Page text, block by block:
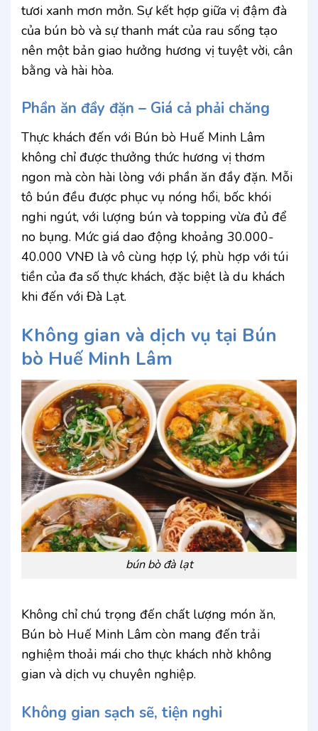
tươi xanh mơn mởn. Sự kết hợp giữa vị đậm đà
của bún bò và sự thanh mát của rau sống tạo
nên một bản giao hưởng hương vị tuyệt vời, cân
bằng và hài hòa.
Phần ăn đầy đặn – Giá cả phải chăng
Thực khách đến với Bún bò Huế Minh Lâm
không chỉ được thưởng thức hương vị thơm
ngon mà còn hài lòng với phần ăn đầy đặn. Mỗi
tô bún đều được phục vụ nóng hổi, bốc khói
nghi ngút, với lượng bún và topping vừa đủ để
no bụng. Mức giá dao động khoảng 30.000-
40.000 VNĐ là vô cùng hợp lý, phù hợp với túi
tiền của đa số thực khách, đặc biệt là du khách
khi đến với Đà Lạt.
Không gian và dịch vụ tại Bún
bò Huế Minh Lâm
bún bò đà lạt
Không chỉ chú trọng đến chất lượng món ăn,
Bún bò Huế Minh Lâm còn mang đến trải
nghiệm thoải mái cho thực khách nhờ không
gian và dịch vụ chuyên nghiệp.
Không gian sạch sẽ, tiện nghi